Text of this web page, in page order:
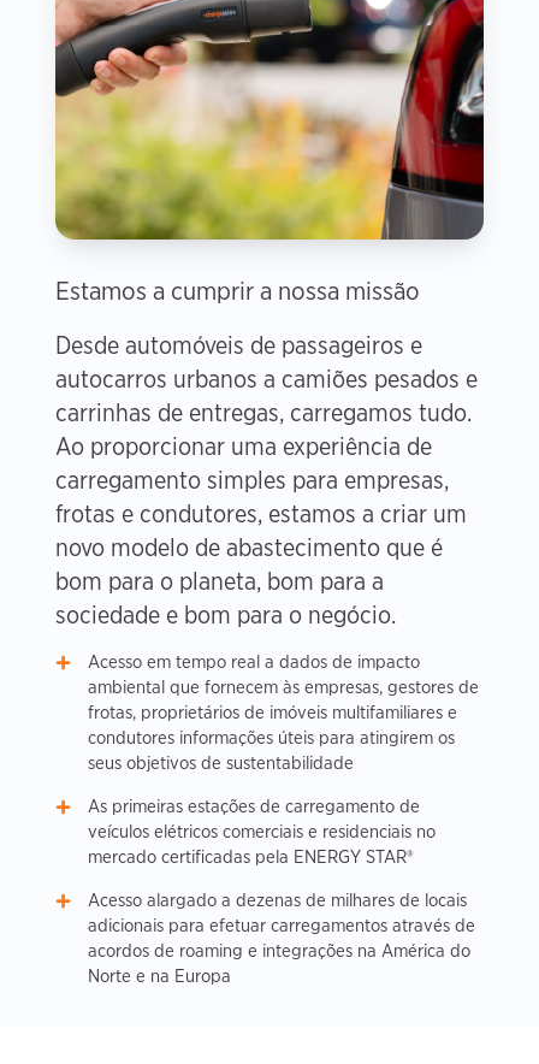
Estamos a cumprir a nossa missão
Desde automóveis de passageiros e
autocarros urbanos a camiões pesados e
carrinhas de entregas, carregamos tudo.
Ao proporcionar uma experiência de
carregamento simples para empresas,
frotas e condutores, estamos a criar um
novo modelo de abastecimento que é
bom para o planeta, bom para a
sociedade e bom para o negócio.
Acesso em tempo real a dados de impacto
ambiental que fornecem às empresas, gestores de
frotas, proprietários de imóveis multifamiliares e
condutores informações úteis para atingirem os
seus objetivos de sustentabilidade
As primeiras estações de carregamento de
veículos elétricos comerciais e residenciais no
mercado certificadas pela ENERGY STAR®
Acesso alargado a dezenas de milhares de locais
adicionais para efetuar carregamentos através de
acordos de roaming e integrações na América do
Norte e na Europa